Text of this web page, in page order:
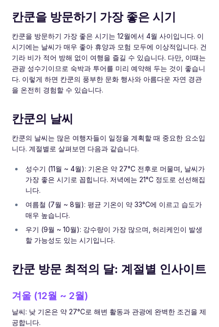
칸쿤을 방문하기 가장 좋은 시기
칸쿤을 방문하기 가장 좋은 시기는 12월에서 4월 사이입니다. 이
시기에는 날씨가 매우 좋아 휴양과 모험 모두에 이상적입니다. 건
기라 비가 적어 방해 없이 여행을 즐길 수 있습니다. 다만, 이때는
관광 성수기이므로 숙박과 투어를 미리 예약해 두는 것이 좋습니
다. 이렇게 하면 칸쿤의 풍부한 문화 행사와 아름다운 자연 경관
을 온전히 경험할 수 있습니다.
칸쿤의 날씨
칸쿤의 날씨는 많은 여행자들이 일정을 계획할 때 중요한 요소입
니다. 계절별로 살펴보면 다음과 같습니다.
성수기 (11월 ~ 4월): 기온은 약 27°C 전후로 머물며, 날씨가
가장 좋은 시기로 꼽힙니다. 저녁에는 21°C 정도로 선선해집
니다.
여름철 (7월 ~ 8월): 평균 기온이 약 33°C에 이르고 습도가
매우 높습니다.
우기 (9월 ~ 10월): 강수량이 가장 많으며, 허리케인이 발생
할 가능성도 있는 시기입니다.
칸쿤 방문 최적의 달: 계절별 인사이트
겨울 (12월 ~ 2월)
날씨: 낮 기온은 약 27°C로 해변 활동과 관광에 완벽한 조건을 제
공합니다.